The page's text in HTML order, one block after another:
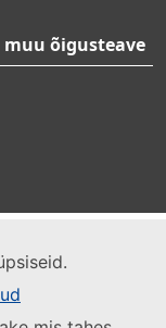
õigusteave